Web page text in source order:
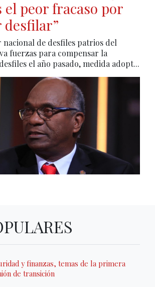
peor fracaso por
desfilar”
de desfiles patrios del
fuerzas para compensar la
el año pasado, medida adopt...
y finanzas, temas de la primera
de transición